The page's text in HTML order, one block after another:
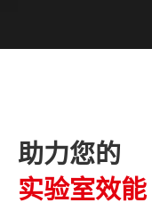
助力您的
实验室效能